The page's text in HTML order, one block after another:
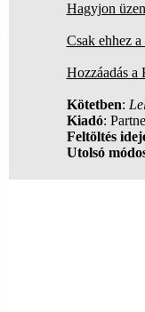
Hagyjon
Csak ehhez
Hozzáadás
Kötetben:
Kiadó:
Feltöltés
Utolsó